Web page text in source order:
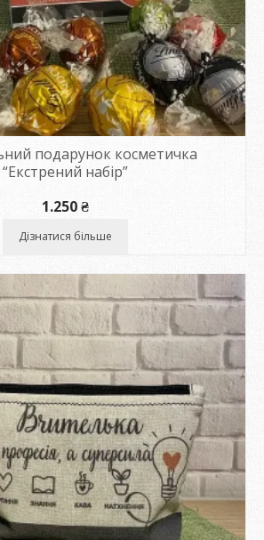
подарунок косметичка
“Екстрений набір”
1.250₴
Дізнатися більше